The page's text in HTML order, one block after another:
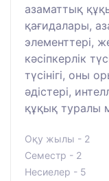
азаматтық
қағидалары,
элементтері,
кәсіпкерлік
түсінігі, оны
әдістері,
құқық туралы
Оқу жылы - 2
Семестр - 2
Несиелер - 5